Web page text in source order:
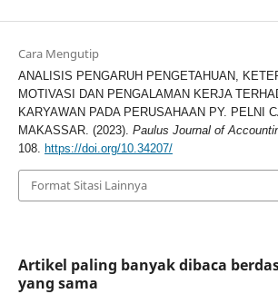
Cara Mengutip
ANALISIS PENGARUH PENGETAHUAN,
MOTIVASI DAN PENGALAMAN KERJA
KARYAWAN PADA PERUSAHAAN PY. PELNI
MAKASSAR. (2023). Paulus Journal of
108. https://doi.org/10.34207/
Format Sitasi Lainnya
Artikel paling banyak dibaca
yang sama